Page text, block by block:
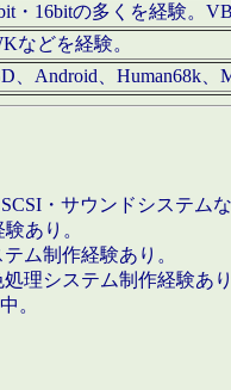
・16bitの多くを経験。
などを経験。
、Android、Human68k
・サウンドシステム
あり。
ム制作経験あり。
理システム制作経験あり
。